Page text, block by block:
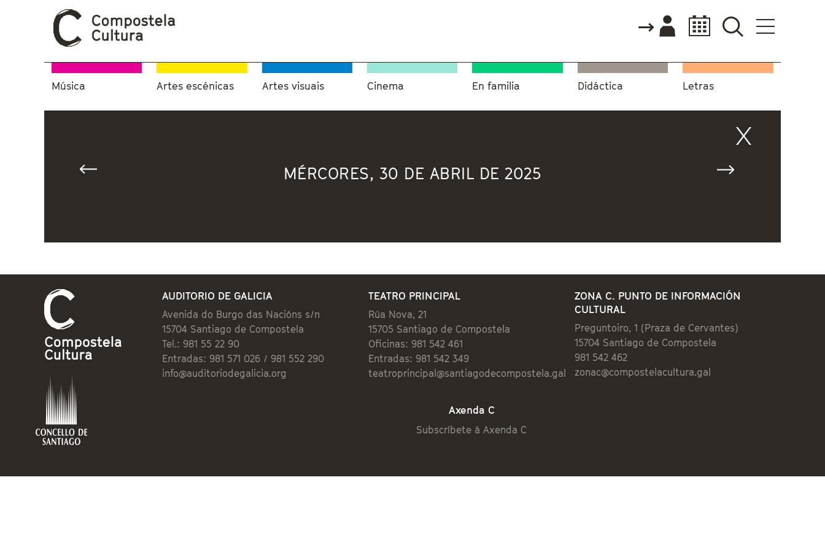
Música Artes escénicas Artes visuais Cinema En familia Didáctica Letras
MÉRCORES, 30 DE ABRIL DE 2025
AUDITORIO DE GALICIA
Avenida do Burgo das Nacións s/n
15704 Santiago de Compostela
Tel.: 981 55 22 90
Entradas: 981 571 026 / 981 552 290
info@auditoriodegalicia.org
TEATRO PRINCIPAL
Rúa Nova, 21
15705 Santiago de Compostela
Oficinas: 981 542 461
Entradas: 981 542 349
teatroprincipal@santiagodecompostela.gal
ZONA C. PUNTO DE INFORMACIÓN
CULTURAL
Preguntoiro, 1 (Praza de Cervantes)
15704 Santiago de Compostela
981 542 462
zonac@compostelacultura.gal
Axenda C
Subscríbete á Axenda C